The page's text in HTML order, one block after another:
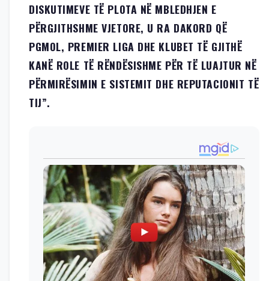
DISKUTIMEVE TË PLOTA NË MBLEDHJEN E
PËRGJITHSHME VJETORE, U RA DAKORD QË
PGMOL, PREMIER LIGA DHE KLUBET TË GJITHË
KANË ROLE TË RËNDËSISHME PËR TË LUAJTUR NË
PËRMIRËSIMIN E SISTEMIT DHE REPUTACIONIT TË
TIJ”.